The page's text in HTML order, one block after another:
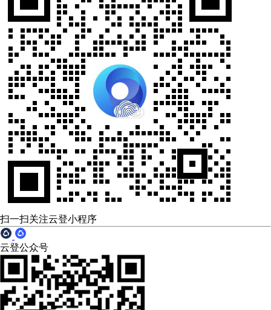
扫一扫关注云登小程序
云登公众号